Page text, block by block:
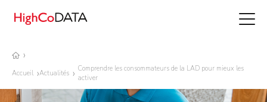
Accueil Actualités
Comprendre les consommateurs de la LAD pour mieux les
activer